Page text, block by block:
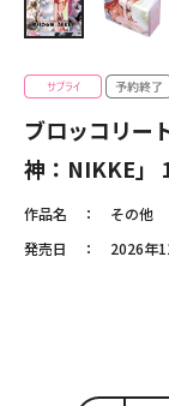
ブロッコリー
神：NIKKE」
作品名
その他
発売日
2026年